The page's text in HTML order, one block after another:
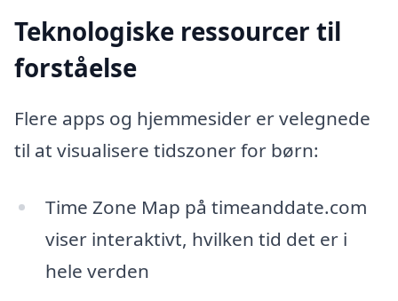
Teknologiske ressourcer til
forståelse
Flere apps og hjemmesider er velegnede
til at visualisere tidszoner for børn:
Time Zone Map på timeanddate.com
viser interaktivt, hvilken tid det er i
hele verden